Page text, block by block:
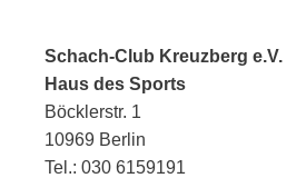
Schach-Club Kreuzberg e.V.
Haus des Sports
Böcklerstr. 1
10969 Berlin
Tel.: 030 6159191